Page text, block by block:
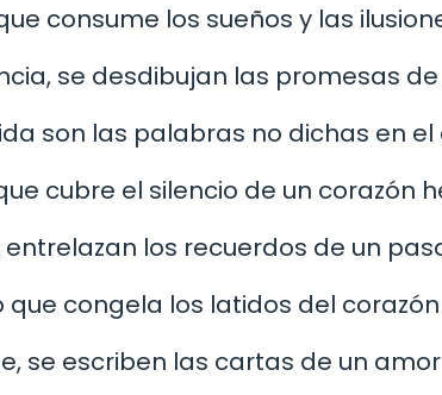
consume los sueños y las
se desdibujan las promesas
son las palabras no dichas en el
cubre el silencio de un corazón
entrelazan los recuerdos de un
que congela los latidos del
se escriben las cartas de un